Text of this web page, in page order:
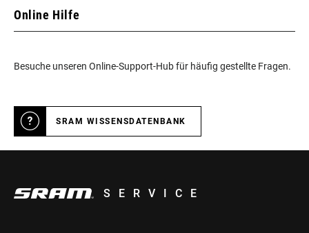
Online Hilfe
Besuche unseren Online-Support-Hub für häufig gestellte Fragen.
SRAM WISSENSDATENBANK
SERVICE